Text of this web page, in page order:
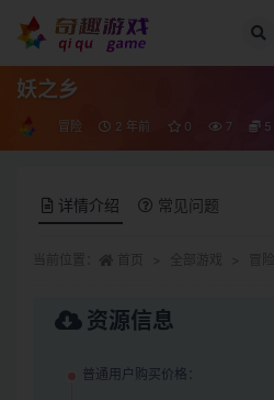
妖之乡
冒险 2 年前 0 7 5
详情介绍 常见问题
资源信息
普通用户购买价格：